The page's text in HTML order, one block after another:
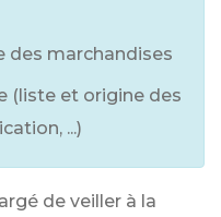
marchandises
(liste et origine des
...)
de veiller à la